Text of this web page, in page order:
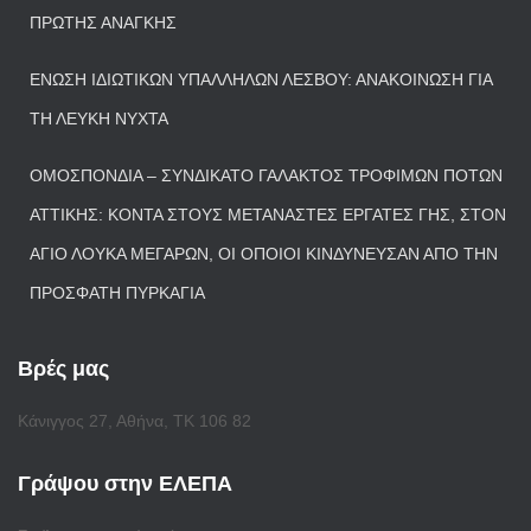
ΠΡΏΤΗΣ ΑΝΆΓΚΗΣ
ΈΝΩΣΗ ΙΔΙΩΤΙΚΏΝ ΥΠΑΛΛΉΛΩΝ ΛΈΣΒΟΥ: ΑΝΑΚΟΊΝΩΣΗ ΓΙΑ
ΤΗ ΛΕΥΚΉ ΝΎΧΤΑ
ΟΜΟΣΠΟΝΔΊΑ – ΣΥΝΔΙΚΆΤΟ ΓΆΛΑΚΤΟΣ ΤΡΟΦΊΜΩΝ ΠΟΤΏΝ
ΑΤΤΙΚΉΣ: ΚΟΝΤΆ ΣΤΟΥΣ ΜΕΤΑΝΆΣΤΕΣ ΕΡΓΆΤΕΣ ΓΗΣ, ΣΤΟΝ
ΆΓΙΟ ΛΟΥΚΆ ΜΕΓΆΡΩΝ, ΟΙ ΟΠΟΊΟΙ ΚΙΝΔΎΝΕΥΣΑΝ ΑΠΌ ΤΗΝ
ΠΡΌΣΦΑΤΗ ΠΥΡΚΑΓΙΆ
Βρές μας
Κάνιγγος 27, Αθήνα, ΤΚ 106 82
Γράψου στην ΕΛΕΠΑ